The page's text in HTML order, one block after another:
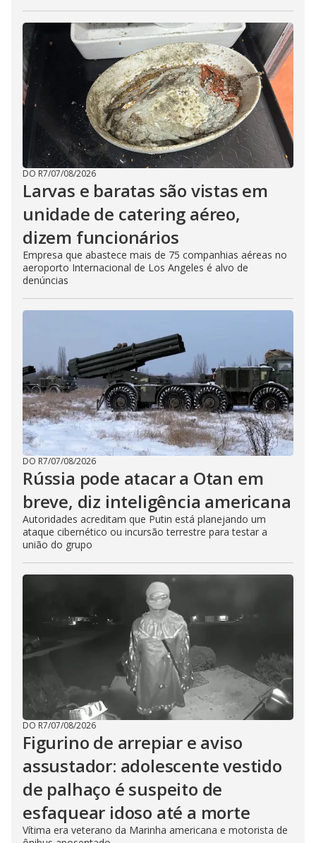
DO R7/07/08/2026
Larvas e baratas são vistas em
unidade de catering aéreo,
dizem funcionários
Empresa que abastece mais de 75 companhias aéreas no
aeroporto Internacional de Los Angeles é alvo de
denúncias
DO R7/07/08/2026
Rússia pode atacar a Otan em
breve, diz inteligência americana
Autoridades acreditam que Putin está planejando um
ataque cibernético ou incursão terrestre para testar a
união do grupo
DO R7/07/08/2026
Figurino de arrepiar e aviso
assustador: adolescente vestido
de palhaço é suspeito de
esfaquear idoso até a morte
Vítima era veterano da Marinha americana e motorista de